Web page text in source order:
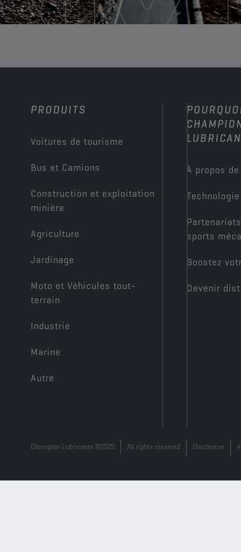
PRODUITS
Voitures de tourisme
Bus et Camions
Construction et exploitation
minière
Agriculture
Jardinage
Moto et Véhicules tout-
terrain
Industrie
Marine
Autre
À propos
Technologie
sports
Boostez
Devenir
Champion Lubricants ©2025 All rights reserved Disclaimer